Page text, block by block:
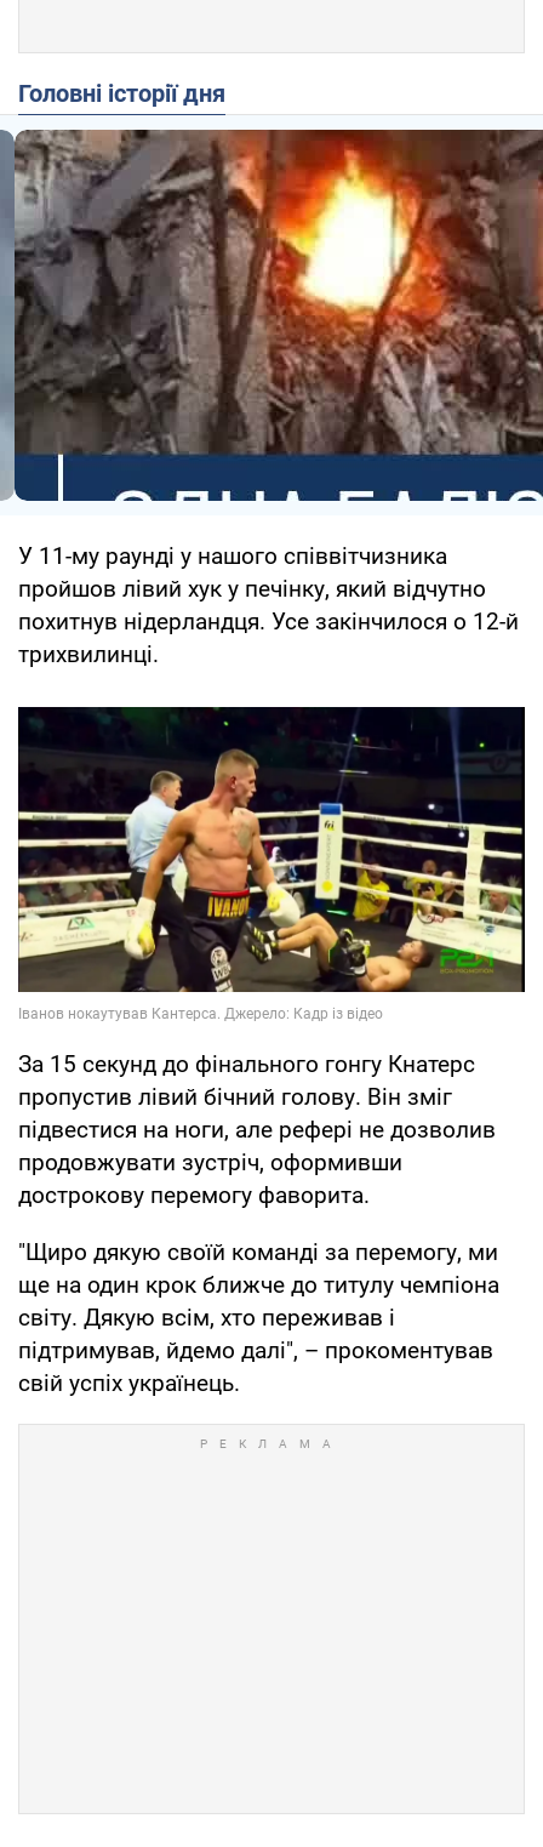
Головні історії дня
У 11-му раунді у нашого співвітчизника
пройшов лівий хук у печінку, який відчутно
похитнув нідерландця. Усе закінчилося о 12-й
трихвилинці.
За 15 секунд до фінального гонгу Кнатерс
пропустив лівий бічний голову. Він зміг
підвестися на ноги, але рефері не дозволив
продовжувати зустріч, оформивши
дострокову перемогу фаворита.
"Щиро дякую своїй команді за перемогу, ми
ще на один крок ближче до титулу чемпіона
світу. Дякую всім, хто переживав і
підтримував, йдемо далі", – прокоментував
свій успіх українець.